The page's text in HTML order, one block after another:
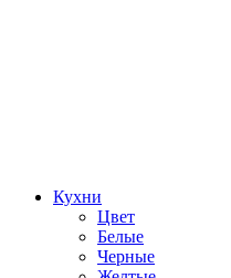
Кухни
Цвет
Белые
Черные